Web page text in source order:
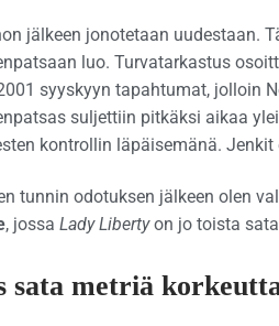
jälkeen jonotetaan uudestaan.
luo. Turvatarkastus
syyskyyn tapahtumat, jolloin
suljettiin pitkäksi aikaa
kontrollin läpäisemänä.
tunnin odotuksen jälkeen olen
, jossa Lady Libertyon jo toista
sata metriä